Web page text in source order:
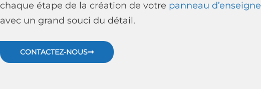
chaque étape de la création de votre panneau d’enseigne
avec un grand souci du détail.
CONTACTEZ-NOUS